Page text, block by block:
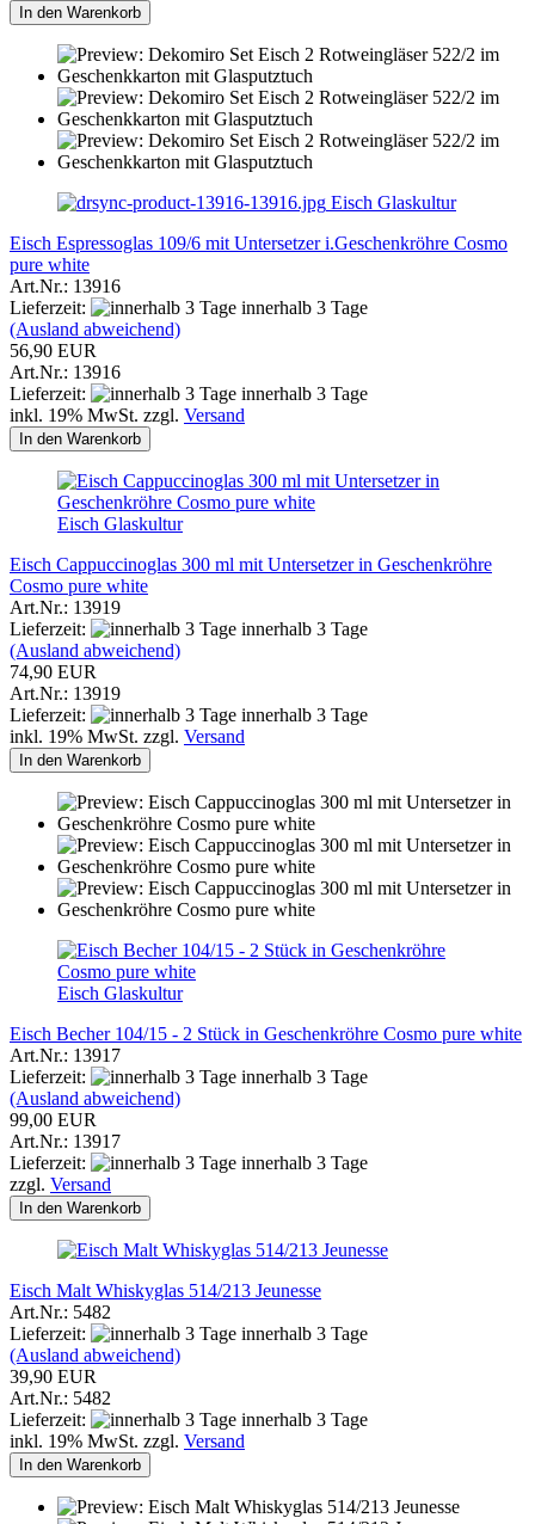
In den Warenkorb
Eisch Glaskultur
Eisch Espressoglas 109/6 mit Untersetzer i.Geschenkröhre Cosmo
pure white
Art.Nr.: 13916
Lieferzeit:
innerhalb 3 Tage
(Ausland abweichend)
56,90 EUR
Art.Nr.: 13916
Lieferzeit:
innerhalb 3 Tage
inkl. 19% MwSt. zzgl. Versand
In den Warenkorb
Eisch Glaskultur
Eisch Cappuccinoglas 300 ml mit Untersetzer in Geschenkröhre
Cosmo pure white
Art.Nr.: 13919
Lieferzeit:
innerhalb 3 Tage
(Ausland abweichend)
74,90 EUR
Art.Nr.: 13919
Lieferzeit:
innerhalb 3 Tage
inkl. 19% MwSt. zzgl. Versand
In den Warenkorb
Eisch Glaskultur
Eisch Becher 104/15 - 2 Stück in Geschenkröhre Cosmo pure white
Art.Nr.: 13917
Lieferzeit:
innerhalb 3 Tage
(Ausland abweichend)
99,00 EUR
Art.Nr.: 13917
Lieferzeit:
innerhalb 3 Tage
zzgl. Versand
In den Warenkorb
Eisch Malt Whiskyglas 514/213 Jeunesse
Art.Nr.: 5482
Lieferzeit:
innerhalb 3 Tage
(Ausland abweichend)
39,90 EUR
Art.Nr.: 5482
Lieferzeit:
innerhalb 3 Tage
inkl. 19% MwSt. zzgl. Versand
In den Warenkorb